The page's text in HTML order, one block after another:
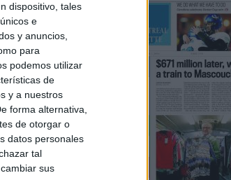
dispositivo, tales
e
y anuncios,
para
podemos utilizar
de
y a nuestros
forma alternativa,
de otorgar o
datos personales
tal
sus